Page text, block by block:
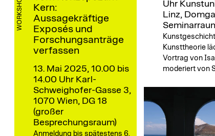
Uhr
Linz,
Kunsttheorie
Vortrag von
moderiert von
WORKSHOP
Kern:
Aussagekräftige
Exposés und
Forschungsanträge
verfassen
13. Mai 2025, 10.00 bis
14.00 UhrKarl-
Schweighofer-Gasse 3,
1070 Wien, DG 18
(großer
Besprechungsraum)
Anmeldung bis spätestens 6.